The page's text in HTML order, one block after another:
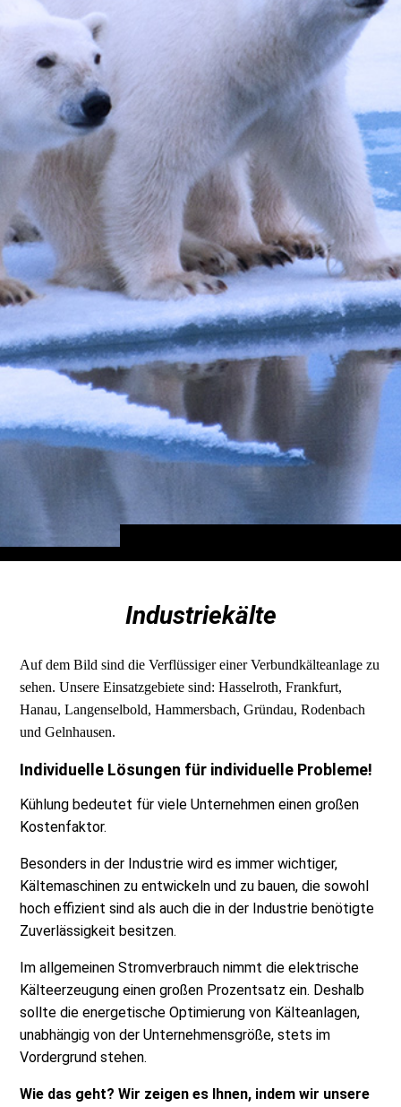
Industriekälte
Auf dem Bild sind die Verflüssiger einer Verbundkälteanlage zu
sehen. Unsere Einsatzgebiete sind: Hasselroth, Frankfurt,
Hanau, Langenselbold, Hammersbach, Gründau, Rodenbach
und Gelnhausen.
Individuelle Lösungen für individuelle Probleme!
Kühlung bedeutet für viele Unternehmen einen großen
Kostenfaktor.
Besonders in der Industrie wird es immer wichtiger,
Kältemaschinen zu entwickeln und zu bauen, die sowohl
hoch effizient sind als auch die in der Industrie benötigte
Zuverlässigkeit besitzen.
Im allgemeinen Stromverbrauch nimmt die elektrische
Kälteerzeugung einen großen Prozentsatz ein. Deshalb
sollte die energetische Optimierung von Kälteanlagen,
unabhängig von der Unternehmensgröße, stets im
Vordergrund stehen.
Wie das geht? Wir zeigen es Ihnen, indem wir unsere